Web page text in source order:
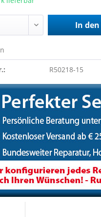
In den
R50218-15